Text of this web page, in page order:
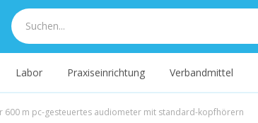
Labor Praxiseinrichtung Verbandmittel
600 m pc-gesteuertes audiometer mit standard-kopfhörern